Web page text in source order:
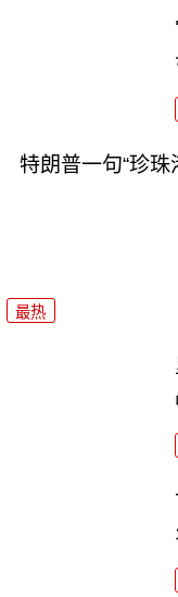
特朗普一句“珍
最热